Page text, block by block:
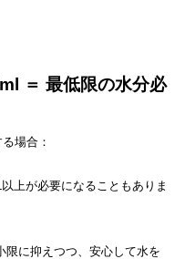
＝ 最低限の水分必
場合：
上が必要になることもありま
限に抑えつつ、安心して水を